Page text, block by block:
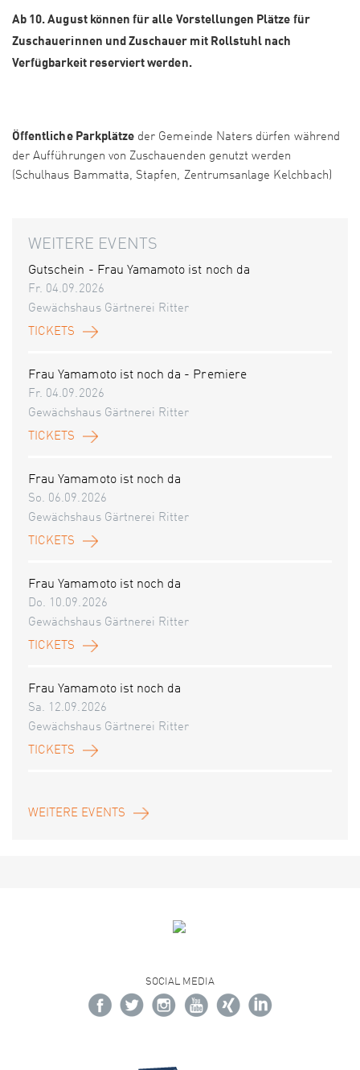
Ab 10. August können für alle Vorstellungen Plätze für
Zuschauerinnen und Zuschauer mit Rollstuhl nach
Verfügbarkeit reserviert werden.
Öffentliche Parkplätze der Gemeinde Naters dürfen während
der Aufführungen von Zuschauenden genutzt werden
(Schulhaus Bammatta, Stapfen, Zentrumsanlage Kelchbach)
WEITERE EVENTS
Gutschein - Frau Yamamoto ist noch da
Fr. 04.09.2026
Gewächshaus Gärtnerei Ritter
TICKETS
Frau Yamamoto ist noch da - Premiere
Fr. 04.09.2026
Gewächshaus Gärtnerei Ritter
TICKETS
Frau Yamamoto ist noch da
So. 06.09.2026
Gewächshaus Gärtnerei Ritter
TICKETS
Frau Yamamoto ist noch da
Do. 10.09.2026
Gewächshaus Gärtnerei Ritter
TICKETS
Frau Yamamoto ist noch da
Sa. 12.09.2026
Gewächshaus Gärtnerei Ritter
TICKETS
WEITERE EVENTS
SOCIAL MEDIA